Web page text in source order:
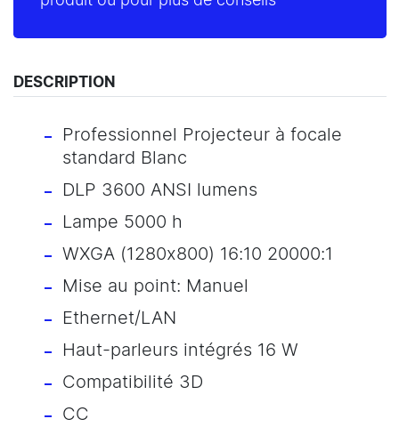
DESCRIPTION
Professionnel Projecteur à focale
standard Blanc
DLP 3600 ANSI lumens
Lampe 5000 h
WXGA (1280x800) 16:10 20000:1
Mise au point: Manuel
Ethernet/LAN
Haut-parleurs intégrés 16 W
Compatibilité 3D
CC